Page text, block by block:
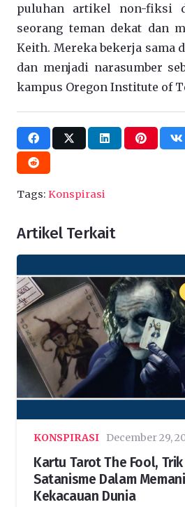
puluhan artikel non-fiksi
seorang teman dekat dan
Keith. Mereka bekerja sama
dan menjadi narasumber
kampus Oregon Institute of
Tags: Konspirasi
Artikel Terkait
KONSPIRASI December 29,
Kartu Tarot The Fool,
Satanisme Dalam
Kekacauan Dunia